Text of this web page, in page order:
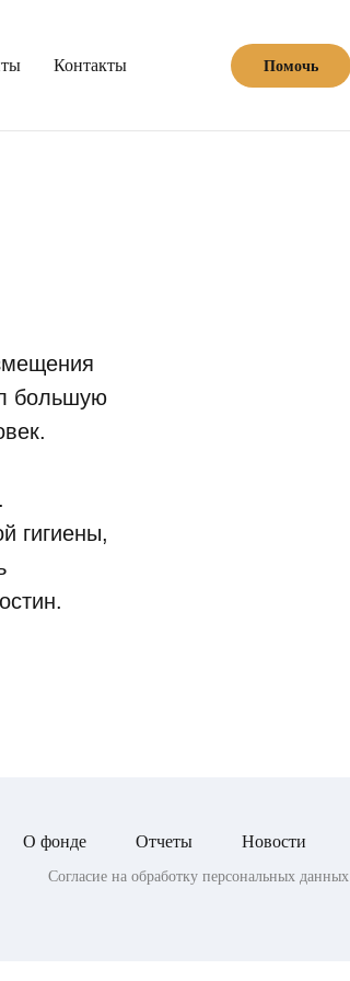
Контакты Помочь
большую
гигиены,
О фонде Отчеты Новости
Согласие на обработку персональных данных